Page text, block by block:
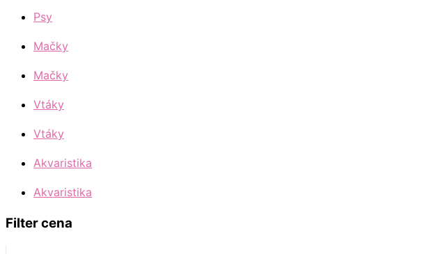
Psy
Mačky
Mačky
Vtáky
Vtáky
Akvaristika
Akvaristika
Filter cena